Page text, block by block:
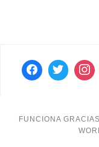
FUNCIONA